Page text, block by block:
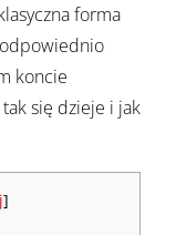
forma
koncie
się dzieje i jak
]